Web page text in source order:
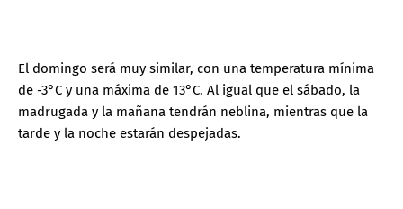
El domingo será muy similar, con una temperatura mínima
de -3°C y una máxima de 13°C. Al igual que el sábado, la
madrugada y la mañana tendrán neblina, mientras que la
tarde y la noche estarán despejadas.